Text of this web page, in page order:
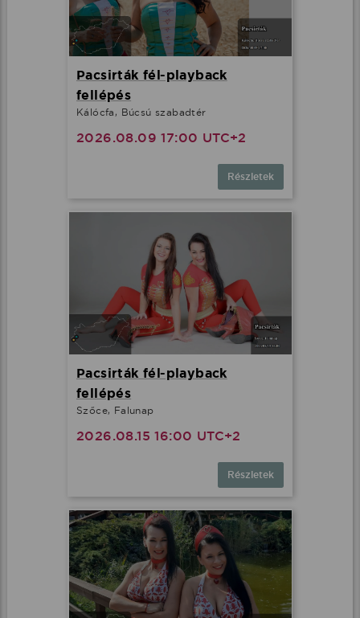
Pacsirták fél-playback
fellépés
Kálócfa, Búcsú szabadtér
2026.08.09 17:00 UTC+2
Részletek
Pacsirták fél-playback
fellépés
Szőce, Falunap
2026.08.15 16:00 UTC+2
Részletek